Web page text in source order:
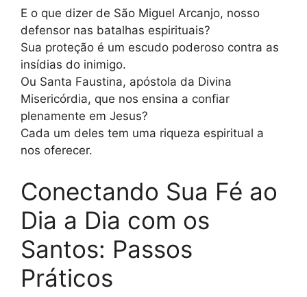
E o que dizer de São Miguel Arcanjo, nosso
defensor nas batalhas espirituais?
Sua proteção é um escudo poderoso contra as
insídias do inimigo.
Ou Santa Faustina, apóstola da Divina
Misericórdia, que nos ensina a confiar
plenamente em Jesus?
Cada um deles tem uma riqueza espiritual a
nos oferecer.
Conectando Sua Fé ao
Dia a Dia com os
Santos: Passos
Práticos